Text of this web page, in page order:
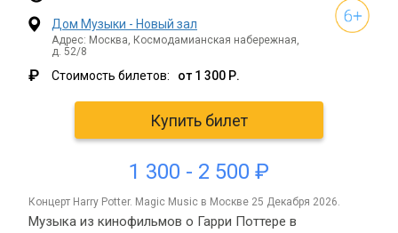
Дом Музыки - Новый зал
Адрес: Москва, Космодамианская набережная,
д. 52/8
₽ Стоимость билетов: от 1 300 Р.
Купить билет
1 300 - 2 500 ₽
концерт Harry Potter. Magic Music в Москве 25 Декабря 2026.
Музыка из кинофильмов о Гарри Поттере в